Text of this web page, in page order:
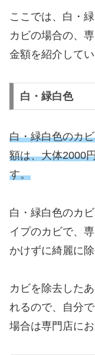
ここでは、白・
カビの場合の、
金額を紹介してい
白・緑白色
白・緑白色のカ
額は、大体2000
す。
白・緑白色のカ
イプのカビで、
かけずに綺麗に
カビを除去した
れるので、自分
場合は専門店に